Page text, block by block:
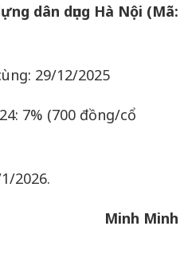
dân dụng Hà Nội (Mã:
29/12/2025
7% (700 đồng/cổ
2026.
Minh Minh